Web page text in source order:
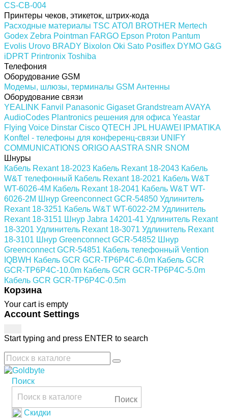
CS-CB-004
Принтеры чеков, этикеток, штрих-кода
Расходные материалы TSC АТОЛ BROTHER Mertech
Godex Zebra Pointman FARGO Epson Proton Pantum
Evolis Urovo BRADY Bixolon Oki Sato Posiflex DYMO G&G
iDPRT Printronix Toshiba
Телефония
Оборудование GSM
Модемы, шлюзы, терминалы GSM Антенны
Оборудование связи
YEALINK Fanvil Panasonic Gigaset GrandstreamAVAYA
AudioCodes Plantronics решения для офиса Yeastar
Flying Voice Dinstar Cisco QTECH JPL HUAWEI
IPMATIKA
Konftel - телефоны для конференц-связи UNIFY
COMMUNICATIONS ORIGOAASTRA SNR SNOM
Шнуры
Кабель Rexant 18-2023 Кабель Rexant 18-2043 Кабель
W&T телефонный Кабель Rexant 18-2021 Кабель W&T
WT-6026-4M Кабель Rexant 18-2041 Кабель W&T WT-
6026-2M Шнур Greenconnect GCR-54850 Удлинитель
Rexant 18-3251 Кабель W&T WT-6022-2M Удлинитель
Rexant 18-3151 Шнур Jabra 14201-41 Удлинитель Rexant
18-3201 Удлинитель Rexant 18-3071 Удлинитель Rexant
18-3101 Шнур Greenconnect GCR-54852 Шнур
Greenconnect GCR-54851 Кабель телефонный Vention
IQBWH Кабель GCR GCR-TP6P4C-6.0m Кабель GCR
GCR-TP6P4C-10.0m Кабель GCR GCR-TP6P4C-5.0m
Кабель GCR GCR-TP6P4C-0.5m
Корзина
Your cart is empty
Account Settings
Start typing and press ENTER to search
Поиск
Поиск
Скидки